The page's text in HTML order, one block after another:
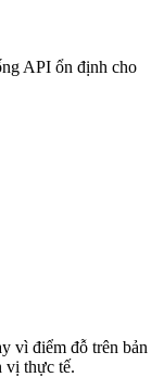
API ổn định cho
vì điểm đỗ trên bản
vị thực tế.